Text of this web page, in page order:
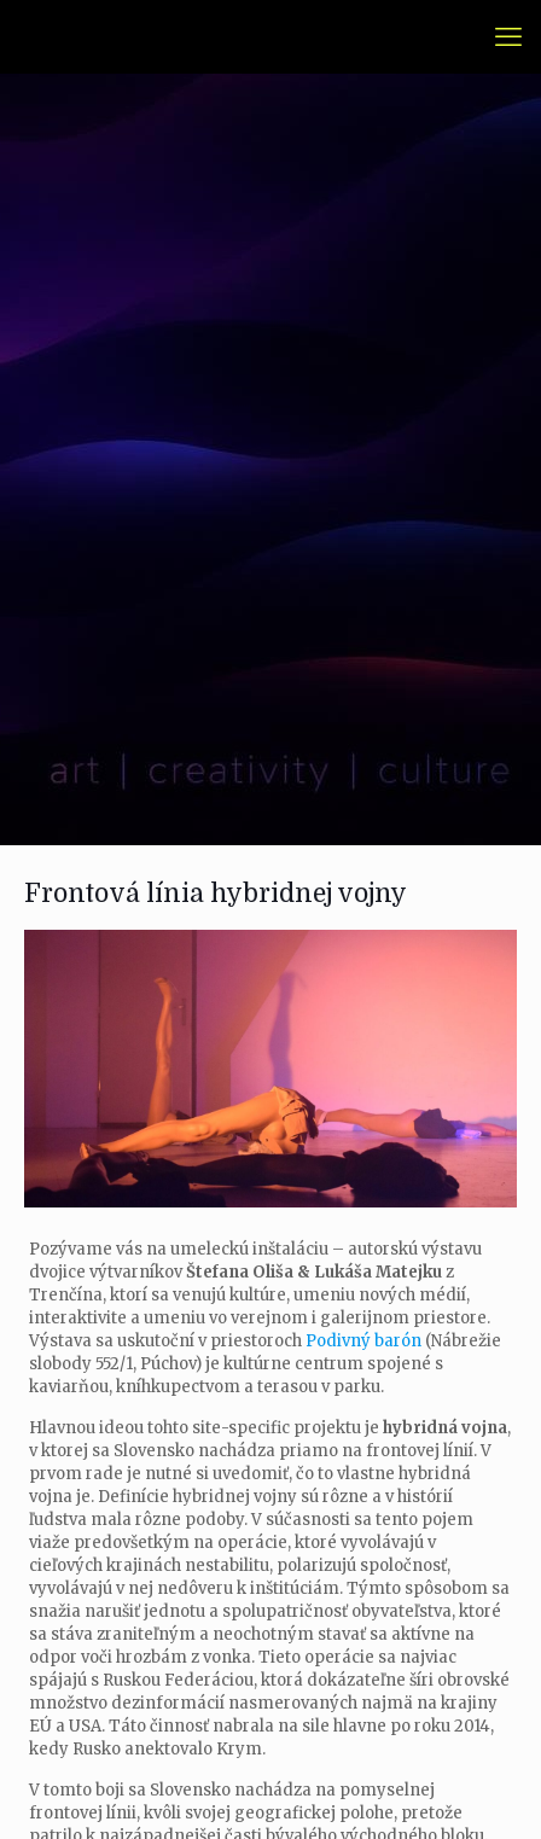
Frontová línia hybridnej vojny
Pozývame vás na umeleckú inštaláciu – autorskú výstavu
dvojice výtvarníkovŠtefana Oliša & Lukáša Matejkuz
Trenčína, ktorí sa venujú kultúre, umeniu nových médií,
interaktivite a umeniu vo verejnom i galerijnom priestore.
Výstava sa uskutoční v priestoroch Podivný barón (Nábrežie
slobody 552/1, Púchov) je kultúrne centrum spojené s
kaviarňou, kníhkupectvom a terasou v parku.
Hlavnou ideou tohto site-specific projektu jehybridná vojna,
v ktorej sa Slovensko nachádza priamo na frontovej línií. V
prvom rade je nutné si uvedomiť, čo to vlastne hybridná
vojna je. Definície hybridnej vojny sú rôzne a v histórií
ľudstva mala rôzne podoby. V súčasnosti sa tento pojem
viaže predovšetkým na operácie, ktoré vyvolávajú v
cieľových krajinách nestabilitu, polarizujú spoločnosť,
vyvolávajú v nej nedôveru k inštitúciám. Týmto spôsobom sa
snažia narušiť jednotu a spolupatričnosť obyvateľstva, ktoré
sa stáva zraniteľným a neochotným stavať sa aktívne na
odpor voči hrozbám z vonka. Tieto operácie sa najviac
spájajú s Ruskou Federáciou, ktorá dokázateľne šíri obrovské
množstvo dezinformácií nasmerovaných najmä na krajiny
EÚ a USA. Táto činnosť nabrala na sile hlavne po roku 2014,
kedy Rusko anektovalo Krym.
V tomto boji sa Slovensko nachádza na pomyselnej
frontovej línii, kvôli svojej geografickej polohe, pretože